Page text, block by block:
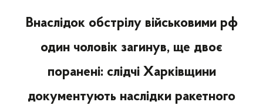
Внаслідок обстрілу військовими рф
один чоловік загинув, ще двоє
поранені: слідчі Харківщини
документують наслідки ракетного